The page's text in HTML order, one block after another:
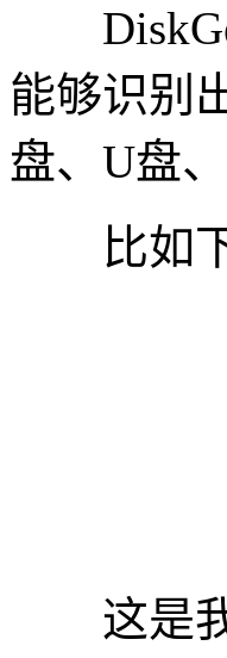
能够识别
盘、U盘
比如下
这是我